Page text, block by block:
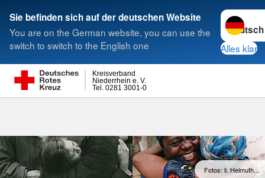
Sie befinden sich auf der deutschen Website
You are on the German website, you can use the
switch to switch to the English one
Sprache
Alles klar
Tel. 0281 3001-0
Niederrhein e. V.
Kreisverband
Suche
Fotos: li. Helmuth…